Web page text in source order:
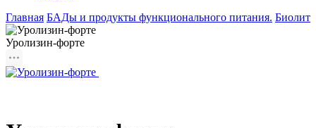
Главная БАДы и продукты функционального питания. Биолит
Уролизин-форте